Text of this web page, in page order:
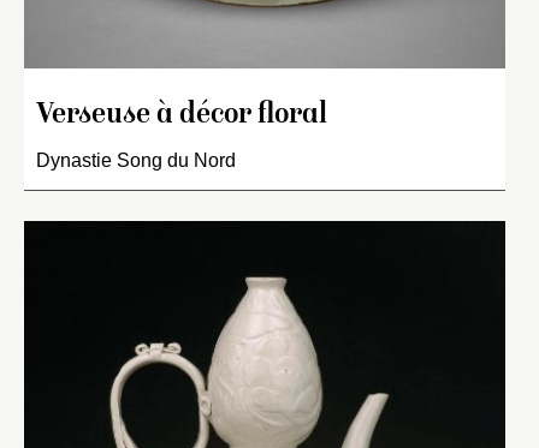
Verseuse à décor floral
Dynastie Song du Nord